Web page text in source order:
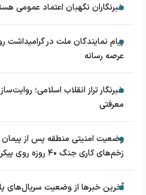
خبرنگاران نگهبان اعتماد عمومی
پیام نمایندگان ملت در گرامیداشت
عرصه رسانه
خبرنگار تراز انقلاب اسلامی؛
معرفتی
وضعیت امنیتی منطقه پس از
زخم‌های کاری جنگ ۴۰ روزه روی پیکر پلتفرم‌های آمریکایی!
آخرین خبرها از وضعیت سریال‌های پایتخت 8 و